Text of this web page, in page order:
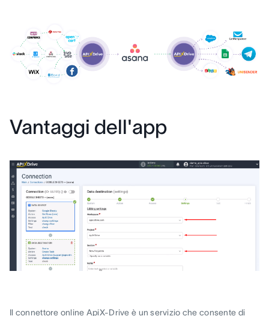
Vantaggi dell'app
Il connettore online ApiX-Drive è un servizio che consente di